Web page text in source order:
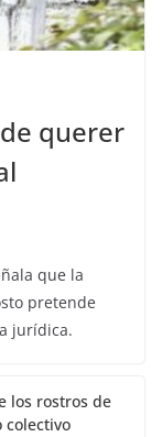
querer
que la
pretende
jurídica.
los rostros de
colectivo